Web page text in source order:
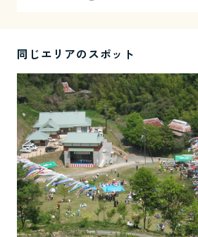
同じエリアのスポット